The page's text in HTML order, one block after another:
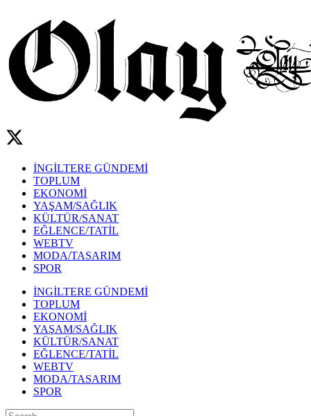
İNGİLTERE GÜNDEMİ
TOPLUM
EKONOMİ
YAŞAM/SAĞLIK
KÜLTÜR/SANAT
EĞLENCE/TATİL
WEBTV
MODA/TASARIM
SPOR
İNGİLTERE GÜNDEMİ
TOPLUM
EKONOMİ
YAŞAM/SAĞLIK
KÜLTÜR/SANAT
EĞLENCE/TATİL
WEBTV
MODA/TASARIM
SPOR